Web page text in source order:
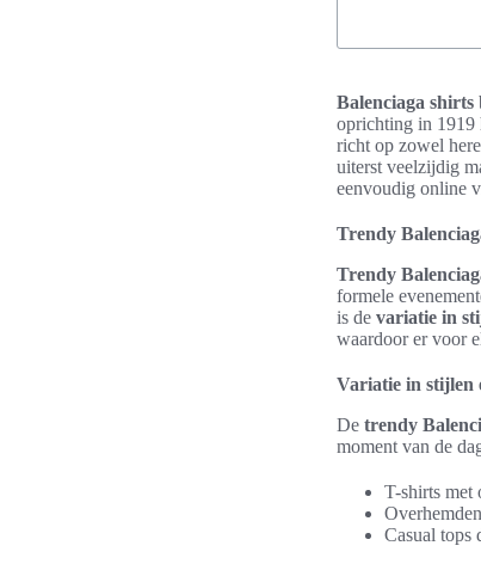
Balenciaga shirts
oprichting in 1919
richt op zowel
uiterst veelzijdig
eenvoudig online
Trendy
Trendy
formele
is de variatie in
waardoor er voor
Variatie in stijlen
De trendy
moment van de
T-shirts met
Casual tops